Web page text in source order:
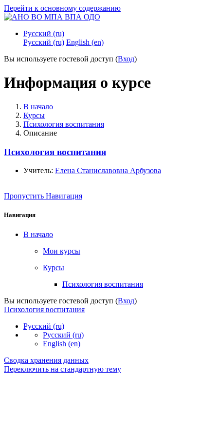
Перейти к основному содержанию
Русский ‎(ru)‎
Русский ‎(ru)‎ English ‎(en)‎
Вы используете гостевой доступ (Вход)
Информация о курсе
В начало
Курсы
Психология воспитания
Описание
Психология воспитания
Учитель: Елена Станиславовна Арбузова
Пропустить Навигация
Навигация
В начало
Мои курсы
Курсы
Психология воспитания
Вы используете гостевой доступ (Вход)
Психология воспитания
Русский ‎(ru)‎
Русский ‎(ru)‎
English ‎(en)‎
Сводка хранения данных
Переключить на стандартную тему